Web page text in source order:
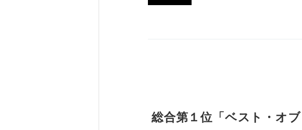
総合第１位「ベスト・オ